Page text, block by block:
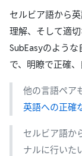
セルビア語から
理解、そして適切
SubEasyのよう
で、明瞭で正確、
他の言語ペア
英語への正確
セルビア語か
ナルに行いた